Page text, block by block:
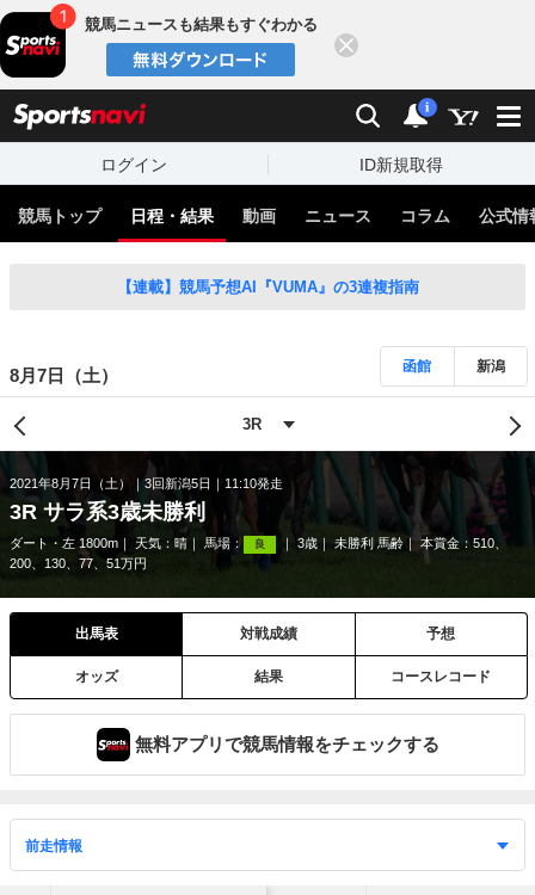
競馬ニュースも結果もすぐわかる
検索 通知
i
ログイン ID新規取得
競馬トップ 日程・結果 動画 ニュース コラム 公式情
【連載】競馬予想AI『VUMA』の3連複指南
8月7日（土） 函館 新潟
2021年8月7日（土） 3回新潟5日 11:10発走
3R サラ系3歳未勝利
ダート・左 1800m 天気： 晴 馬場： 良 3歳 未勝利 馬齢
本賞金：510、
200、130、77、51万円
出馬表 対戦成績 予想
オッズ 結果 コースレコード
無料アプリで競馬情報をチェックする